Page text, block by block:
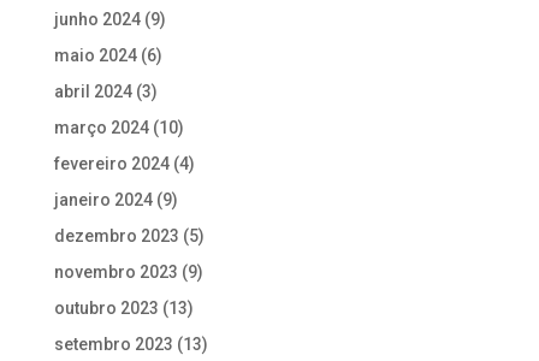
junho 2024(9)
maio 2024(6)
abril 2024(3)
março 2024(10)
fevereiro 2024(4)
janeiro 2024(9)
dezembro 2023 (5)
novembro 2023 (9)
outubro 2023 (13)
setembro 2023 (13)